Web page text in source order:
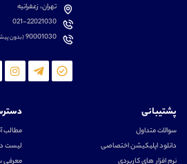
تهران، زعفرانیه
021-22021030
90001030(بدون
پشتیبانی
سوالات متداول
دانلود اپلیکیشن اختصاصی
نرم افزار های کاربردی
مطالب
لیست
معرفی